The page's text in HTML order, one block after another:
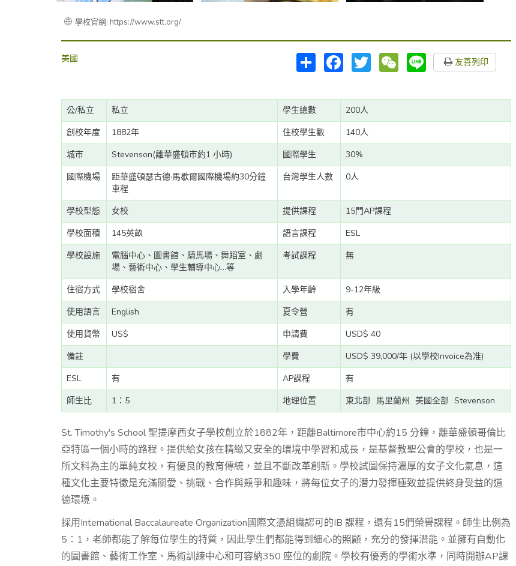
學校官網: https://www.stt.org/
美國 FacebookTwitter WeChat Line 友善列印
公/私立 私立 學生總數
200人
創校年度
1882年 住校學生數
140人
城市
Stevenson(離華盛頓市約1 小時) 國際學生
30%
國際機場
距華盛頓瑟古德·馬歇爾國際機場約30分鐘
車程
台灣學生人數 0人
學校型態 女校 提供課程
15門AP課程
學校面積
145英畝 語言課程
ESL
學校設施
電腦中心、圖書館、騎馬場、舞蹈室、劇
場、藝術中心、學生輔導中心...等
考試課程 無
住宿方式 學校宿舍 入學年齡
9-12年級
使用語言
English 夏令營
有
使用貨幣
US$ 申請費
USD$ 40
備註
學費
USD$ 39,000/年 (以學校Invoice為准)
ESL
有 AP課程
有
師生比
1：5 地理位置 東北部 馬里蘭州 美國全部 Stevenson
St. Timothy's School 聖提摩西女子學校創立於1882年，距離Baltimore市中心約15 分鐘，離華盛頓哥倫比
亞特區一個小時的路程。提供給女孩在精緻又安全的環境中學習和成長，是基督教聖公會的學校，也是一
所文科為主的單純女校，有優良的教育傳統，並且不斷改革創新。學校試圖保持濃厚的女子文化氣息，這
種文化主要特徵是充滿關愛、挑戰、合作與競爭和趣味，將每位女子的潛力發揮極致並提供終身受益的道
德環境。
採用International Baccalaureate Organization國際文憑組織認可的IB 課程，還有15們榮譽課程。師生比例為
5：1，老師都能了解每位學生的特質，因此學生們都能得到細心的照顧，充分的發揮潛能。並擁有自動化
的圖書館、藝術工作室、馬術訓練中心和可容納350 座位的劇院。學校有優秀的學術水準，同時開辦AP課